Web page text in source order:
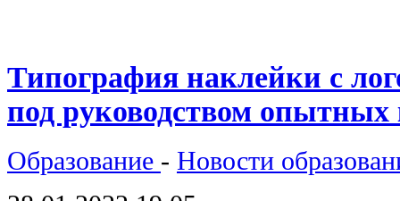
Типография наклейки с
под руководством
Образование - Новости